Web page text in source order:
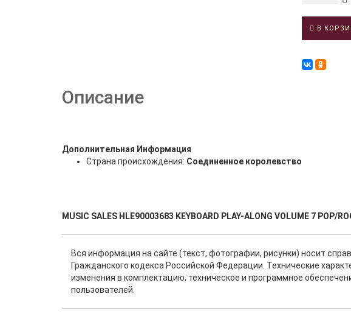
В
Описание
Дополнительная Информация
Страна происхождения: Соединенное королевство
MUSIC SALES HLE90003683 KEYBOARD PLAY-ALONG VOLUME 7 POP/
Вся информация на сайте (текст, фотографии, рисунки) носит
Гражданского кодекса Российской Федерации. Технические
изменения в комплектацию, техническое и программное
пользователей.